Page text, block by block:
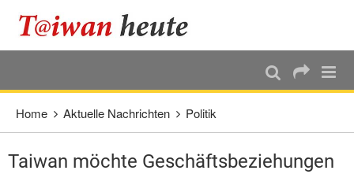
Direkt weiter zum Haupt-Inhalt
Home Aktuelle Nachrichten Politik
Taiwan möchte Geschäftsbeziehungen